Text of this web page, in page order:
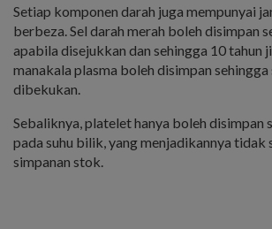
Setiap komponen darah juga mempunyai
berbeza. Sel darah merah boleh disimpan
apabila disejukkan dan sehingga 10 tahun
manakala plasma boleh disimpan
dibekukan.
Sebaliknya, platelet hanya boleh disimpan
pada suhu bilik, yang menjadikannya tidak
simpanan stok.